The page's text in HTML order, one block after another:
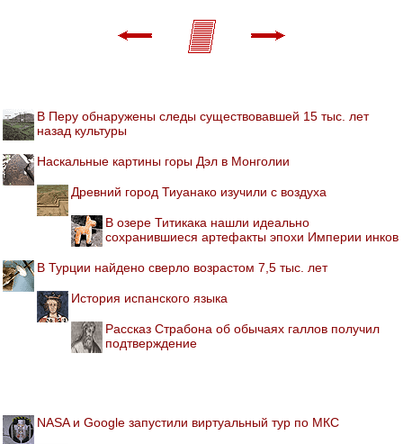
В Перу обнаружены следы существовавшей 15 тыс. лет
назад культуры
Наскальные картины горы Дэл в Монголии
Древний город Тиуанако изучили с воздуха
В озере Титикака нашли идеально
сохранившиеся артефакты эпохи Империи инков
В Турции найдено сверло возрастом 7,5 тыс. лет
История испанского языка
Рассказ Страбона об обычаях галлов получил
подтверждение
NASA и Google запустили виртуальный тур по МКС